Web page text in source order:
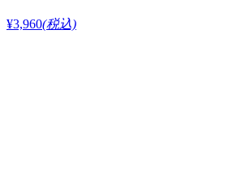
¥3,960(税込)